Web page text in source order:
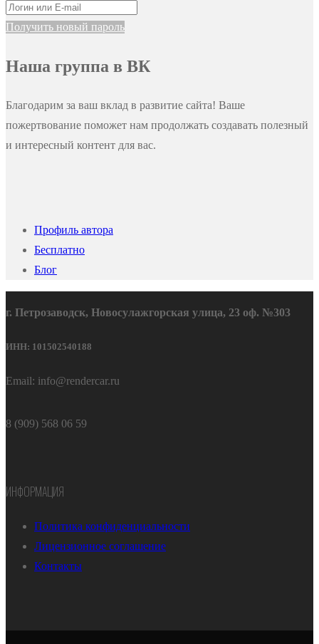
Получить новый пароль
Наша группа в ВК
Благодарим за ваш вклад в развитие сайта! Ваше
пожертвование поможет нам продолжать создавать полезный
и интересный контент для вас.
Профиль автора
Бесплатно
Блог
г. Петрозаводск, Новосулажгорская улица, 23 оф. №303
ИНН: 101502540188
Email: info@rendercar.ru
8 (909) 568 06 59
ИНФОРМАЦИЯ
Политика конфиденциальности
Лицензионное соглашение
Контакты